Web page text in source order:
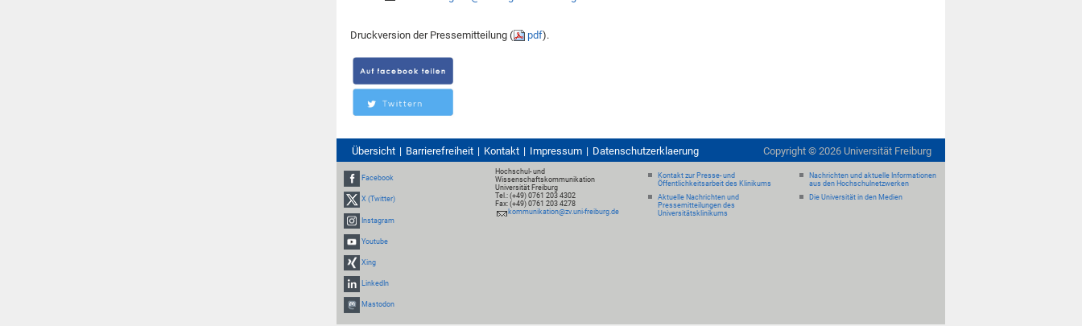
Druckversion der Pressemitteilung ( pdf).
Übersicht Barrierefreiheit Kontakt Impressum Datenschutzerklaerung Copyright © 2026 Universität Freiburg
Facebook
X (Twitter)
Instagram
Youtube
Xing
LinkedIn
Mastodon
Hochschul- und
Wissenschaftskommunikation
Universität Freiburg
Tel.: (+49) 0761 203 4302
Fax: (+49) 0761 203 4278
kommunikation@zv.uni-freiburg.de
Kontakt zur Presse- und
Öffentlichkeitsarbeit des Klinikums
Aktuelle Nachrichten und
Pressemitteilungen des
Universitätsklinikums
Nachrichten und aktuelle Informationen
aus den Hochschulnetzwerken
Die Universität in den Medien